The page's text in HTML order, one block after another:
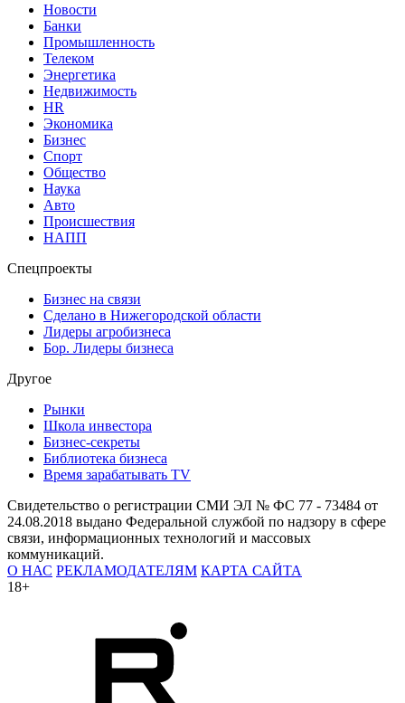
Новости
Банки
Промышленность
Телеком
Энергетика
Недвижимость
HR
Экономика
Бизнес
Спорт
Общество
Наука
Авто
Происшествия
НАПП
Спецпроекты
Бизнес на связи
Сделано в Нижегородской области
Лидеры агробизнеса
Бор. Лидеры бизнеса
Другое
Рынки
Школа инвестора
Бизнес-секреты
Библиотека бизнеса
Время зарабатывать TV
Свидетельство о регистрации СМИ ЭЛ № ФС 77 - 73484 от
24.08.2018 выдано Федеральной службой по надзору в сфере
связи, информационных технологий и массовых
коммуникаций.
О НАС РЕКЛАМОДАТЕЛЯМ КАРТА САЙТА
18+